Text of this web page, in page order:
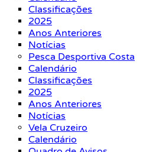
Classificações
2025
Anos Anteriores
Notícias
Pesca Desportiva Costa
Calendário
Classificações
2025
Anos Anteriores
Notícias
Vela Cruzeiro
Calendário